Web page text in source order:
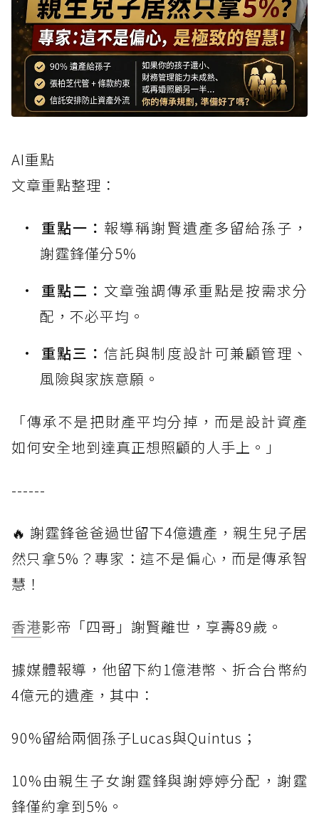
AI重點
文章重點整理：
重點一： 報導稱謝賢遺產多留給孫子，
謝霆鋒僅分5%
重點二： 文章強調傳承重點是按需求分
配，不必平均。
重點三：信託與制度設計可兼顧管理、
風險與家族意願。
「傳承不是把財產平均分掉，而是設計資產
如何安全地到達真正想照顧的人手上。」
------
🔥 謝霆鋒爸爸過世留下4億遺產，親生兒子居
然只拿5%？專家：這不是偏心，而是傳承智
慧！
香港影帝「四哥」謝賢離世，享壽89歲。
據媒體報導，他留下約1億港幣、折合台幣約
4億元的遺產，其中：
90%留給兩個孫子Lucas與Quintus；
10%由親生子女謝霆鋒與謝婷婷分配，謝霆
鋒僅約拿到5%。